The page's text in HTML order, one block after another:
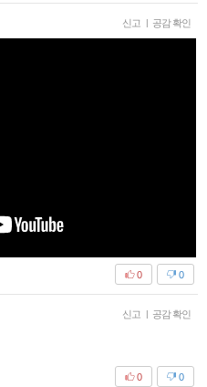
신고 | 공감 확인
0
0
신고 공감 확인
0
0